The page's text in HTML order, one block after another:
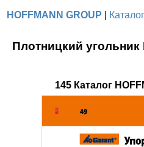
HOFFMANN GROUP
Плотницкий
145 Каталог